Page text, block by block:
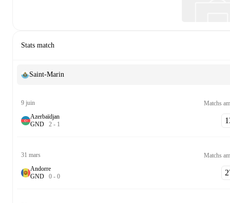
Stats match
Saint-Marin
9 juin
Matchs
Azerbaïdjan
GND 2 - 1
31 mars
Matchs
Andorre
GND 0 - 0